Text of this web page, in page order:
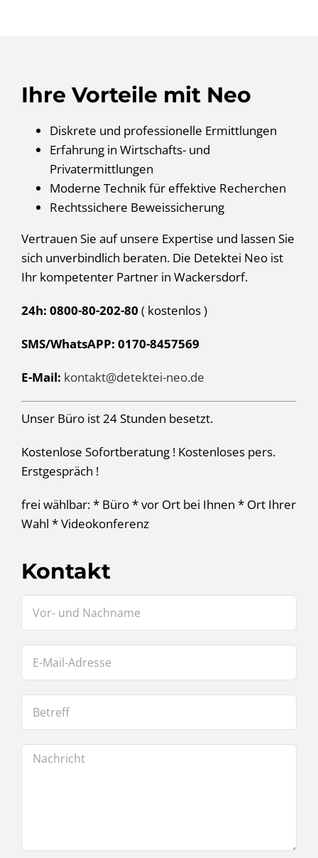
Ihre Vorteile mit Neo
Diskrete und professionelle Ermittlungen
Erfahrung in Wirtschafts- und
Privatermittlungen
Moderne Technik für effektive Recherchen
Rechtssichere Beweissicherung
Vertrauen Sie auf unsere Expertise und lassen Sie
sich unverbindlich beraten. Die Detektei Neo ist
Ihr kompetenter Partner in Wackersdorf.
24h: 0800-80-202-80 ( kostenlos)
SMS/WhatsAPP: 0170-8457569
E-Mail: kontakt@detektei-neo.de
Unser Büro ist 24 Stunden besetzt.
Kostenlose Sofortberatung ! Kostenloses pers.
Erstgespräch !
frei wählbar: * Büro * vor Ort bei Ihnen * Ort Ihrer
Wahl * Videokonferenz
Kontakt